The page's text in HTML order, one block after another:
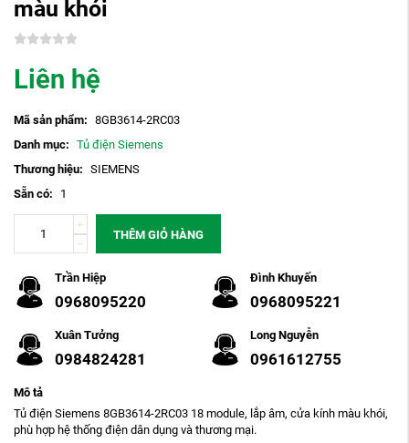
màu khói
Liên hệ
Mã sản phẩm: 8GB3614-2RC03
Danh mục: Tủ điện Siemens
Thương hiệu: SIEMENS
Sẵn có:
1
THÊM GIỎ HÀNG
Trần Hiệp
0968095220
Đình Khuyến
0968095221
Xuân Tưởng
0984824281
Long Nguyễn
0961612755
Mô tả
Tủ điện Siemens 8GB3614-2RC03 18 module, lắp âm, cửa kính màu khói,
phù hợp hệ thống điện dân dụng và thương mại.